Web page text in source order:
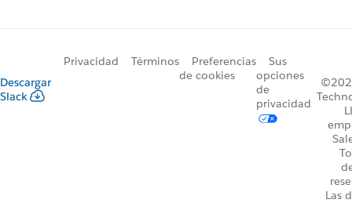
Descargar
Slack
Privacidad Términos
Preferencias
de cookies
Sus
opciones
de
privacidad
Las